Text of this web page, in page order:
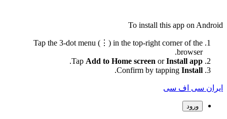
To install this app on
Tap the 3-dot menu (⋮) in the top-right corner of the
browser.
Tap Add to Home screenorInstall app
.
Confirm by tappingInstall
.
سی اف سی
ورود